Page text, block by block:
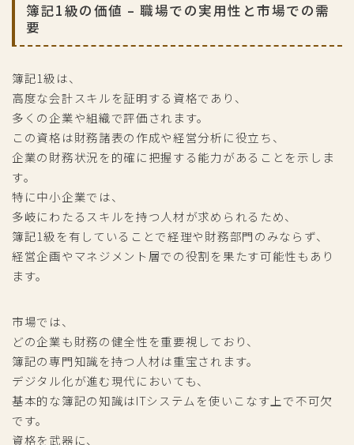
簿記1級の価値 – 職場での実用性と市場での需
要
簿記1級は、
高度な会計スキルを証明する資格であり、
多くの企業や組織で評価されます。
この資格は財務諸表の作成や経営分析に役立ち、
企業の財務状況を的確に把握する能力があることを示しま
す。
特に中小企業では、
多岐にわたるスキルを持つ人材が求められるため、
簿記1級を有していることで経理や財務部門のみならず、
経営企画やマネジメント層での役割を果たす可能性もあり
ます。
市場では、
どの企業も財務の健全性を重要視しており、
簿記の専門知識を持つ人材は重宝されます。
デジタル化が進む現代においても、
基本的な簿記の知識はITシステムを使いこなす上で不可欠
です。
資格を武器に、